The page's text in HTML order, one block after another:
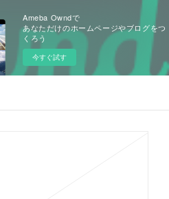
Ameba Owndで
あなただけのホームページやブログをつ
くろう
今すぐ試す